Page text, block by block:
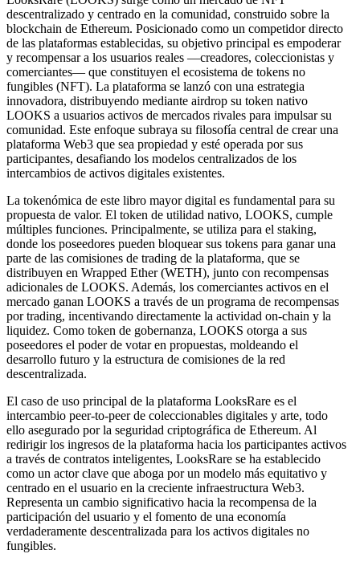
descentralizado y centrado en la comunidad, construido sobre la
blockchain de Ethereum. Posicionado como un competidor directo
de las plataformas establecidas, su objetivo principal es empoderar
y recompensar a los usuarios reales —creadores, coleccionistas y
comerciantes— que constituyen el ecosistema de tokens no
fungibles (NFT). La plataforma se lanzó con una estrategia
innovadora, distribuyendo mediante airdrop su token nativo
LOOKS a usuarios activos de mercados rivales para impulsar su
comunidad. Este enfoque subraya su filosofía central de crear una
plataforma Web3 que sea propiedad y esté operada por sus
participantes, desafiando los modelos centralizados de los
intercambios de activos digitales existentes.
La tokenómica de este libro mayor digital es fundamental para su
propuesta de valor. El token de utilidad nativo, LOOKS, cumple
múltiples funciones. Principalmente, se utiliza para el staking,
donde los poseedores pueden bloquear sus tokens para ganar una
parte de las comisiones de trading de la plataforma, que se
distribuyen en Wrapped Ether (WETH), junto con recompensas
adicionales de LOOKS. Además, los comerciantes activos en el
mercado ganan LOOKS a través de un programa de recompensas
por trading, incentivando directamente la actividad on-chain y la
liquidez. Como token de gobernanza, LOOKS otorga a sus
poseedores el poder de votar en propuestas, moldeando el
desarrollo futuro y la estructura de comisiones de la red
descentralizada.
El caso de uso principal de la plataforma LooksRare es el
intercambio peer-to-peer de coleccionables digitales y arte, todo
ello asegurado por la seguridad criptográfica de Ethereum. Al
redirigir los ingresos de la plataforma hacia los participantes activos
a través de contratos inteligentes, LooksRare se ha establecido
como un actor clave que aboga por un modelo más equitativo y
centrado en el usuario en la creciente infraestructura Web3.
Representa un cambio significativo hacia la recompensa de la
participación del usuario y el fomento de una economía
verdaderamente descentralizada para los activos digitales no
fungibles.